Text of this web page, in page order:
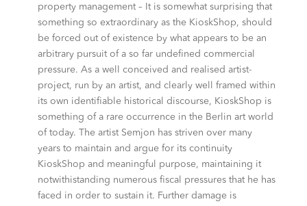
property management – It is somewhat surprising that
something so extraordinary as the KioskShop, should
be forced out of existence by what appears to be an
arbitrary pursuit of a so far undefined commercial
pressure. As a well conceived and realised artist-
project, run by an artist, and clearly well framed within
its own identifiable historical discourse, KioskShop is
something of a rare occurrence in the Berlin art world
of today. The artist Semjon has striven over many
years to maintain and argue for its continuity
KioskShop and meaningful purpose, maintaining it
notwithistanding numerous fiscal pressures that he has
faced in order to sustain it. Further damage is